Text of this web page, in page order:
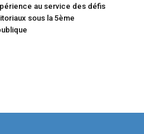
au service des défis
sous la 5ème